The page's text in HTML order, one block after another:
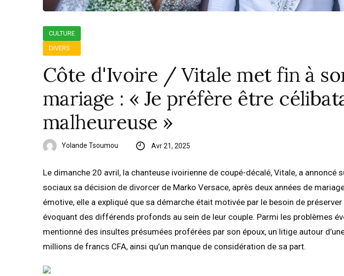
CULTURE
DIVERS
Côte d'Ivoire / Vitale met fin à
mariage : « Je préfère être
malheureuse »
Yolande Tsoumou Avr 21, 2025
Le dimanche 20 avril, la chanteuse ivoirienne de coupé-décalé, Vitale, a annoncé
sociaux sa décision de divorcer de Marko Versace, après deux années de
émotive, elle a expliqué que sa démarche était motivée par le besoin de
évoquant des différends profonds au sein de leur couple. Parmi les problèmes
mentionné des insultes présumées proférées par son époux, un litige autour
millions de francs CFA, ainsi qu’un manque de considération de sa part.